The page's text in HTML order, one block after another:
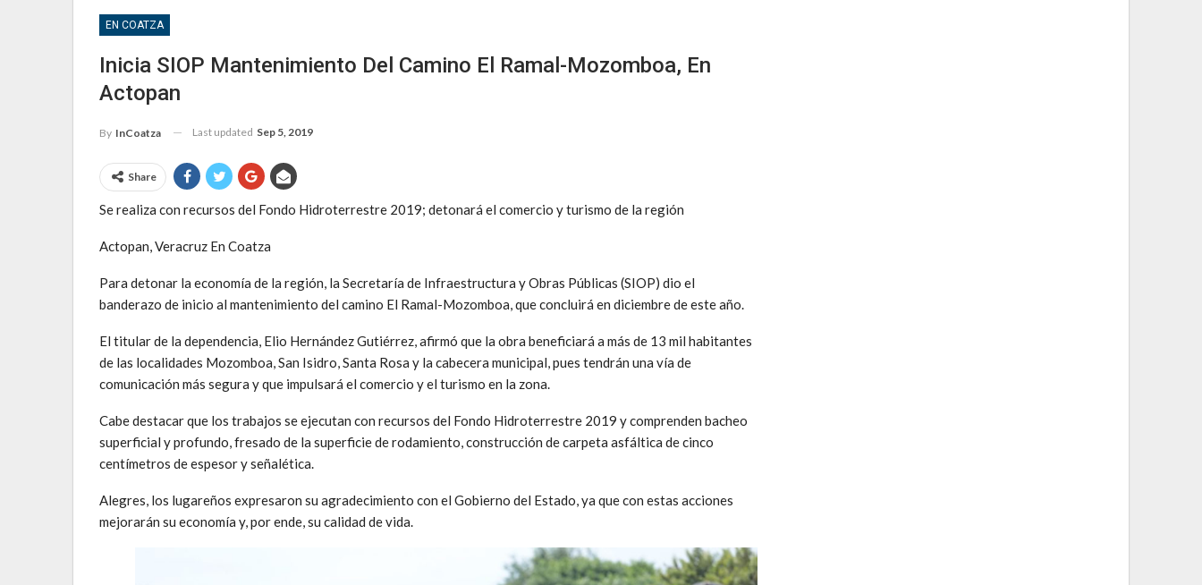
EN COATZA
Inicia SIOP Mantenimiento Del Camino El Ramal-Mozomboa, En
Actopan
By InCoatza Last updated Sep 5, 2019
Share
Se realiza con recursos del Fondo Hidroterrestre 2019; detonará el comercio y turismo de la región
Actopan, Veracruz En Coatza
Para detonar la economía de la región, la Secretaría de Infraestructura y Obras Públicas (SIOP) dio el
banderazo de inicio al mantenimiento del camino El Ramal-Mozomboa, que concluirá en diciembre de este año.
El titular de la dependencia, Elio Hernández Gutiérrez, afirmó que la obra beneficiará a más de 13 mil habitantes
de las localidades Mozomboa, San Isidro, Santa Rosa y la cabecera municipal, pues tendrán una vía de
comunicación más segura y que impulsará el comercio y el turismo en la zona.
Cabe destacar que los trabajos se ejecutan con recursos del Fondo Hidroterrestre 2019 y comprenden bacheo
superficial y profundo, fresado de la superficie de rodamiento, construcción de carpeta asfáltica de cinco
centímetros de espesor y señalética.
Alegres, los lugareños expresaron su agradecimiento con el Gobierno del Estado, ya que con estas acciones
mejorarán su economía y, por ende, su calidad de vida.